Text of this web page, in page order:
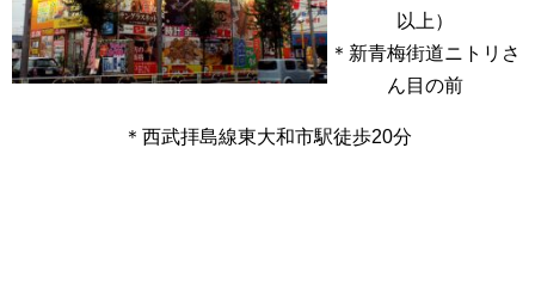
以上）
＊新青梅街道ニトリさ
ん目の前
＊西武拝島線東大和市駅徒歩20分